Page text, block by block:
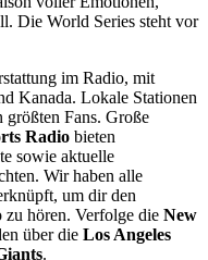
Die World Series steht vor
im Radio, mit
Kanada. Lokale Stationen
größten Fans. Große
Radio bieten
sowie aktuelle
Wir haben alle
um dir den
hören. Verfolge die New
über die Los Angeles
.